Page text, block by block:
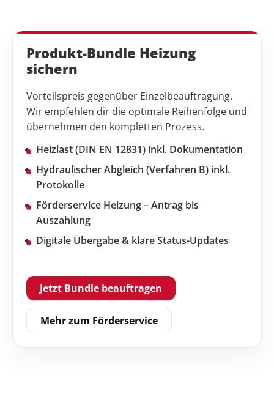
Produkt-Bundle Heizung
sichern
Vorteils­preis gegenüber Einzelbeauftragung.
Wir empfehlen dir die optimale Reihenfolge und
übernehmen den kompletten Prozess.
Heizlast (DIN EN 12831) inkl. Dokumentation
Hydraulischer Abgleich (Verfahren B) inkl.
Protokolle
Förderservice Heizung – Antrag bis
Auszahlung
Digitale Übergabe & klare Status-Updates
Jetzt Bundle beauftragen
Mehr zum Förderservice